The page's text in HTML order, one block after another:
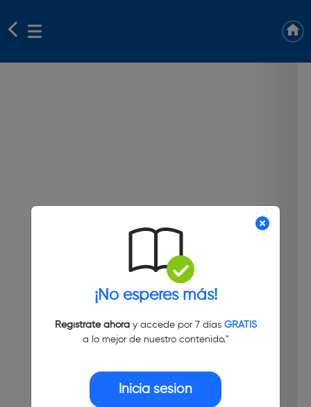
¡No esperes más!
Regístrate ahoray accede por 7 días GRATIS
a lo mejor de nuestro contenido."
Inicia sesión